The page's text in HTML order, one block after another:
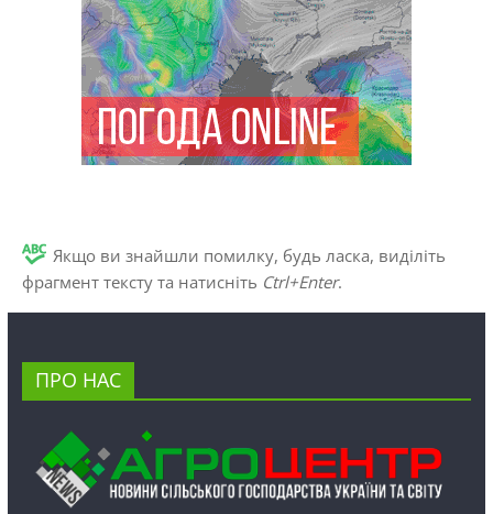
Якщо ви знайшли помилку, будь ласка, виділіть
фрагмент тексту та натисніть Ctrl+Enter.
ПРО НАС